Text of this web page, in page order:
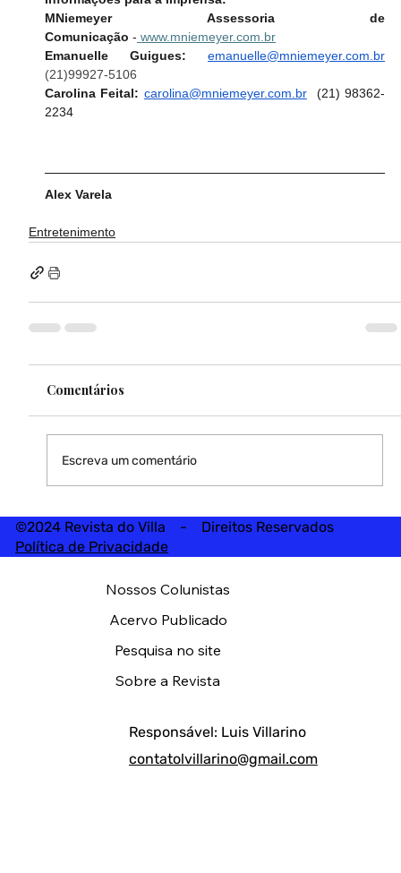
MNiemeyer Assessoria de
Comunicação - www.mniemeyer.com.br
Emanuelle Guigues:
emanuelle@mniemeyer.com.br
(21)99927-5106
Carolina Feital: carolina@mniemeyer.com.br (21) 98362-
2234
Alex Varela
Entretenimento
Comentários
Escreva um comentário
©2024 Revista do Villa - Direitos Reservados
Política de Privacidade
Responsável: Luis Villarino
contatolvillarino@gmail.com
Nossos Colunistas
Acervo Publicado
Pesquisa no site
Sobre a Revista